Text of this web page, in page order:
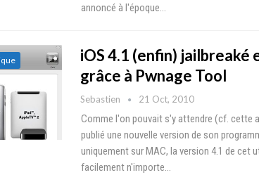
annoncé à l'époque…
iOS 4.1 (enfin) jailbreaké
grâce à Pwnage Tool
Sebastien 21 Oct, 2010
Comme l'on pouvait s'y attendre (cf. cette
publié une nouvelle version de son
uniquement sur MAC, la version 4.1 de cet
facilement n'importe…